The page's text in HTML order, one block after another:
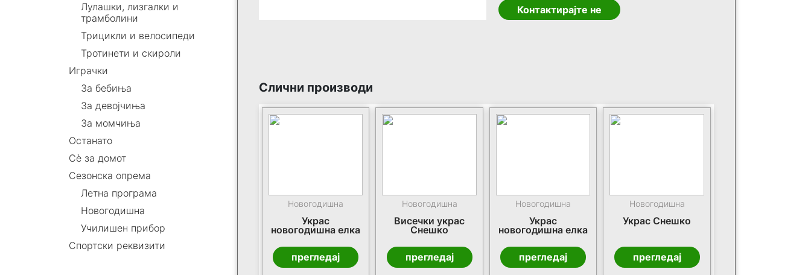
Лулашки, лизгалки и
трамболини
Трицикли и велосипеди
Тротинети и скироли
Играчки
За бебиња
За девојчиња
За момчиња
Останато
Сè за домот
Сезонска опрема
Летна програма
Новогодишна
Училишен прибор
Спортски реквизити
Контактирајте не
Слични производи
Новогодишна
Украс
новогодишна елка
прегледај
Новогодишна
Висечки украс
Снешко
прегледај
Новогодишна
Украс
новогодишна елка
прегледај
Новогодишна
Украс Снешко
прегледај